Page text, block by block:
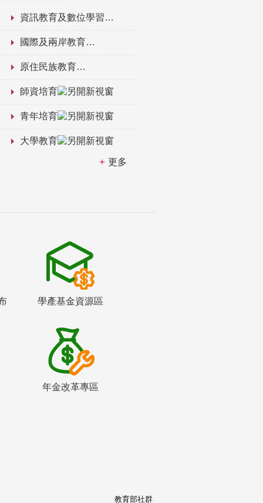
資訊教育及數位學習
國際及兩岸教育
原住民族教育
師資培育
青年培育
大學教育
更多
學產基金資源區
年金改革專區
教育部社群